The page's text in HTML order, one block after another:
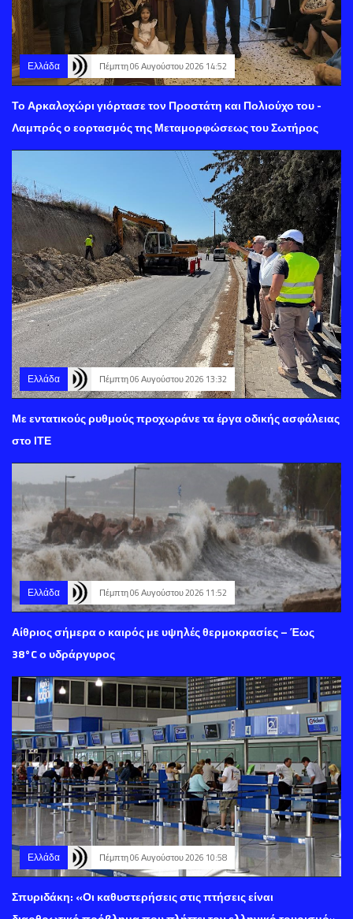
Ελλάδα Πέμπτη 06 Αυγούστου 2026 14:52
Το Αρκαλοχώρι γιόρτασε τον Προστάτη και Πολιούχο του -
Λαμπρός ο εορτασμός της Μεταμορφώσεως του Σωτήρος
Ελλάδα Πέμπτη 06 Αυγούστου 2026 13:32
Με εντατικούς ρυθμούς προχωράνε τα έργα οδικής ασφάλειας
στο ΙΤΕ
Ελλάδα Πέμπτη 06 Αυγούστου 2026 11:52
Αίθριος σήμερα ο καιρός με υψηλές θερμοκρασίες – Έως
38°C ο υδράργυρος
Ελλάδα Πέμπτη 06 Αυγούστου 2026 10:58
Σπυριδάκη: «Οι καθυστερήσεις στις πτήσεις είναι